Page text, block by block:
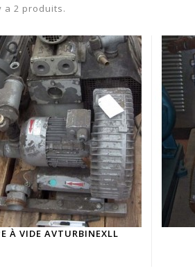
a 2 produits.
À VIDE AVTURBINEXLL